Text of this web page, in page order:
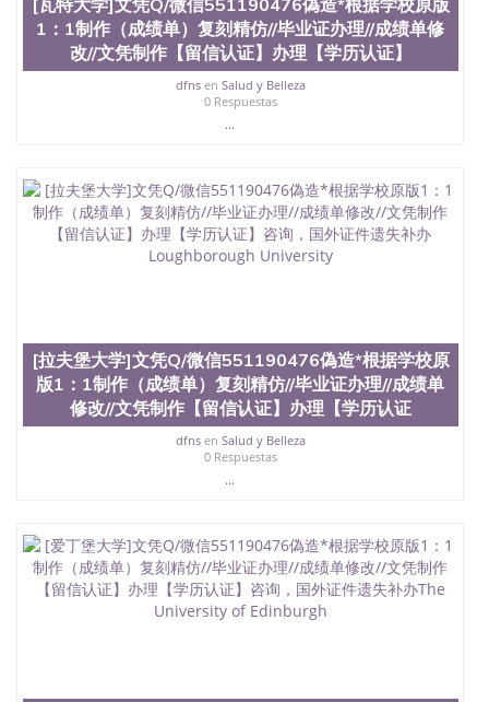
[瓦特大学]文凭Q/微信551190476偽造*根据学校原版
1：1制作（成绩单）复刻精仿//毕业证办理//成绩单修
改//文凭制作【留信认证】办理【学历认证】
dfnsen Salud y Belleza
0 Respuestas
...
[拉夫堡大学]文凭Q/微信551190476偽造*根据学校原
版1：1制作（成绩单）复刻精仿//毕业证办理//成绩单
修改//文凭制作【留信认证】办理【学历认证
dfnsen Salud y Belleza
0 Respuestas
...